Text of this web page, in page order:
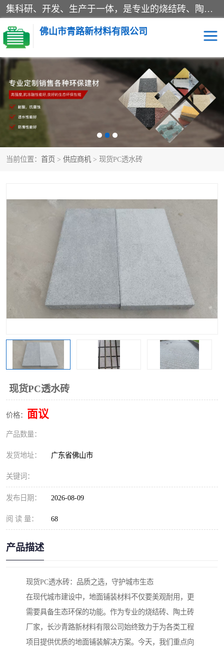
集科研、开发、生产于一体，是专业的烧结砖、陶土砖厂家，主要产品有PC砖、真空烧结砖、透水彩砖、陶土烧结砖、仿古青砖、植草砖等系列产品。
佛山市青路新材料有限公司
当前位置： 首页 > 供应商机 > 现货PC透水砖
现货PC透水砖
价格： 面议
产品数量：
发货地址： 广东省佛山市
关键词：
发布日期： 2026-08-09
阅 读 量： 68
产品描述
现货PC透水砖：品质之选，守护城市生态
在现代城市建设中，地面铺装材料不仅要美观耐用，更
需要具备生态环保的功能。作为专业的烧结砖、陶土砖
厂家，长沙青路新材料有限公司始终致力于为各类工程
项目提供优质的地面铺装解决方案。今天，我们重点向